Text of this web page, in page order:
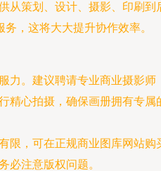
从策划、设计、摄影、印刷到
务，这将大大提升协作效率。
力。建议聘请专业商业摄影师
精心拍摄，确保画册拥有专属
限，可在正规商业图库网站购
必注意版权问题。